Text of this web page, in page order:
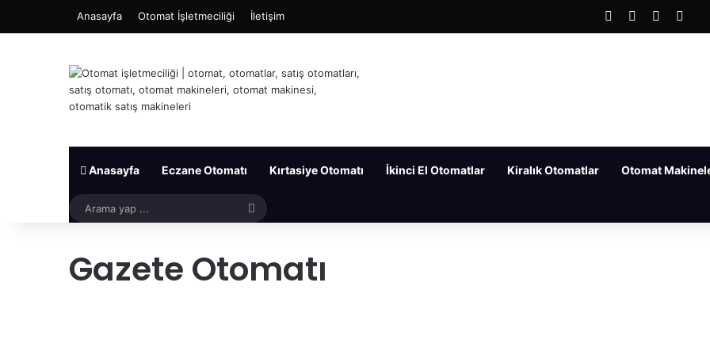
Anasayfa Otomat İşletmeciliği İletişim Facebook LinkedIn
Anasayfa Eczane Otomatı Kırtasiye Otomatı İkinci El Otomatlar Kiralık Otomatlar Otomat
Arama
...
Gazete Otomatı